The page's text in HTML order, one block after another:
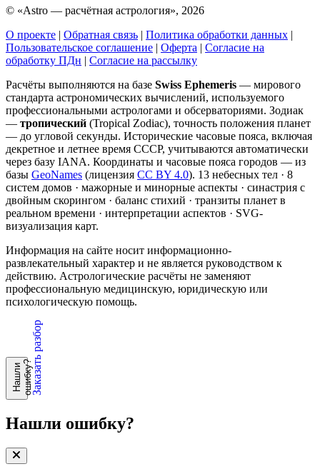
© «Astro — расчётная астрология», 2026
О проекте | Обратная связь | Политика обработки данных |
Пользовательское соглашение | Оферта | Согласие на
обработку ПДн | Согласие на рассылку
Расчёты выполняются на базе Swiss Ephemeris — мирового
стандарта астрономических вычислений, используемого
профессиональными астрологами и обсерваториями. Зодиак
— тропический (Tropical Zodiac), точность положения планет
— до угловой секунды. Исторические часовые пояса, включая
декретное и летнее время СССР, учитываются автоматически
через базу IANA. Координаты и часовые пояса городов — из
базы GeoNames (лицензия CC BY 4.0). 13 небесных тел · 8
систем домов · мажорные и минорные аспекты · синастрия с
двойным скорингом · баланс стихий · транзиты планет в
реальном времени · интерпретации аспектов · SVG-
визуализация карт.
Информация на сайте носит информационно-
развлекательный характер и не является руководством к
действию. Астрологические расчёты не заменяют
профессиональную медицинскую, юридическую или
психологическую помощь.
Н
а
ш
л
и
о
ш
и
б
к
у?Заказать разбор
Нашли ошибку?